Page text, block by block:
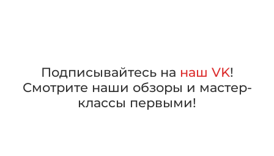
Подписывайтесь на наш VK!
Смотрите наши обзоры и мастер-
классы первыми!